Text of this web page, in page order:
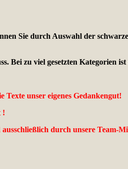
Sie durch Auswahl der
zu viel gesetzten Kategorien
Texte unser eigenes Gedankengut!
!
durch unsere Team-